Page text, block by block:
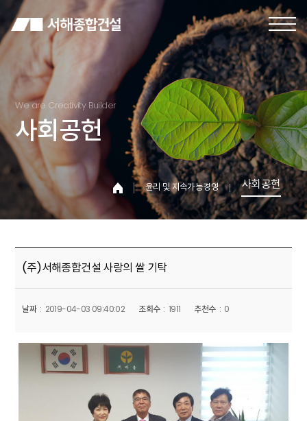
We are Creativity Builder
사회공헌
윤리 및 지속가능경영 사회공헌
(주)서해종합건설 사랑의 쌀 기탁
날짜 2019-04-03 09:40:02 조회수 1911 추천수 0